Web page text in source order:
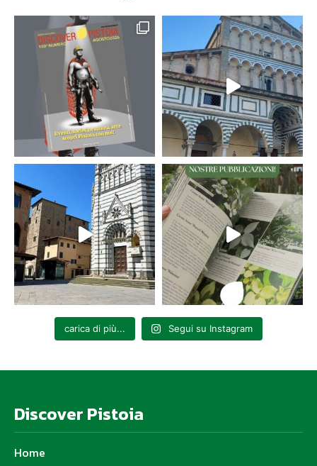
carica di più... Segui su Instagram
Discover Pistoia
Home